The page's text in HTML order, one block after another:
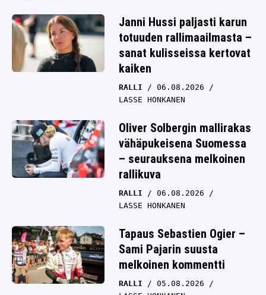
Janni Hussi paljasti karun
totuuden rallimaailmasta –
sanat kulisseissa kertovat
kaiken
RALLI
06.08.2026
LASSE HONKANEN
Oliver Solbergin mallirakas
vähäpukeisena Suomessa
– seurauksena melkoinen
rallikuva
RALLI
06.08.2026
LASSE HONKANEN
Tapaus Sebastien Ogier –
Sami Pajarin suusta
melkoinen kommentti
RALLI
05.08.2026